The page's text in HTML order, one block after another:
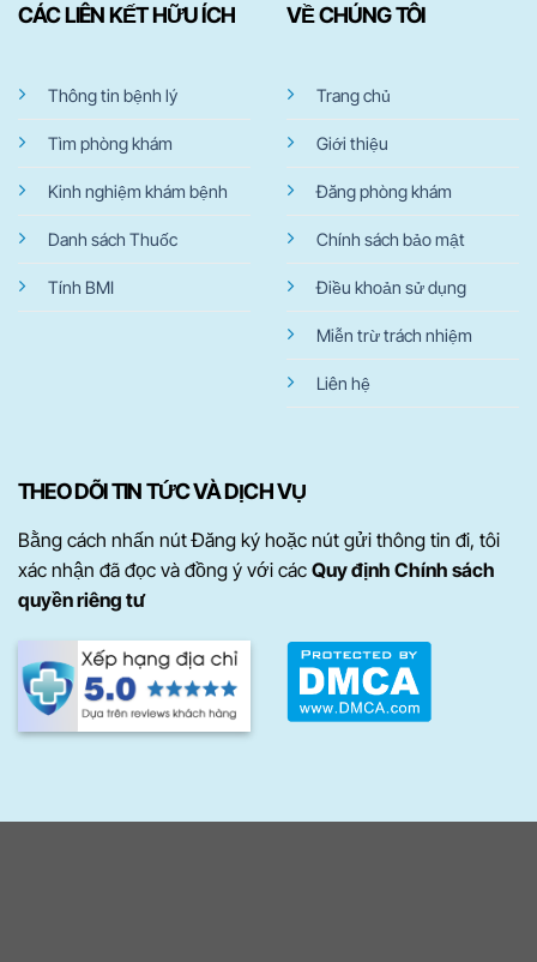
CÁC LIÊN KẾT HỮU ÍCH
Thông tin bệnh lý
Tìm phòng khám
Kinh nghiệm khám bệnh
Danh sách Thuốc
Tính BMI
VỀ CHÚNG TÔI
Trang chủ
Giới thiệu
Đăng phòng khám
Chính sách bảo mật
Điều khoản sử dụng
Miễn trừ trách nhiệm
Liên hệ
THEO DÕI TIN TỨC VÀ DỊCH VỤ
Bằng cách nhấn nút Đăng ký hoặc nút gửi thông tin đi, tôi
xác nhận đã đọc và đồng ý với các Quy định Chính sách
quyền riêng tư